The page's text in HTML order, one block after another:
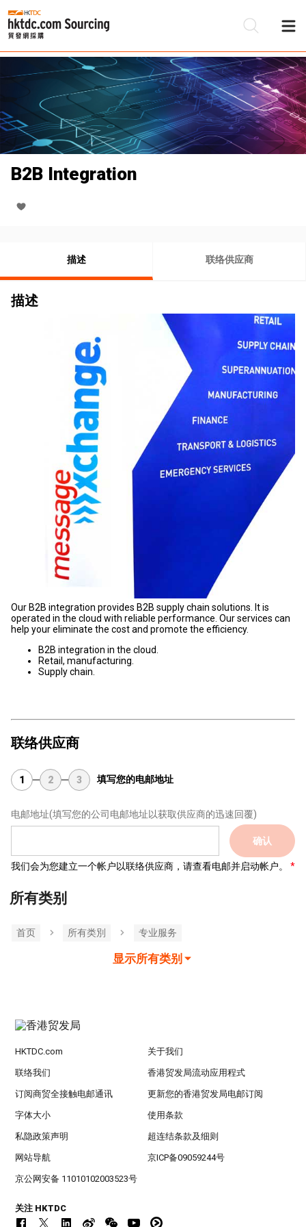
B2B Integration
描述 联络供应商
描述
Our B2B integration provides B2B supply chain solutions. It is
operated in the cloud with reliable performance. Our services can
help your eliminate the cost and promote the efficiency.
B2B integration in the cloud.
Retail, manufacturing.
Supply chain.
联络供应商
1 2 3 填写您的电邮地址
电邮地址(填写您的公司电邮地址以获取供应商的迅速回覆)
确认
我们会为您建立一个帐户以联络供应商，请查看电邮并启动帐户。
所有类别
首页 所有类別 专业服务
显示所有类别
HKTDC.com 关于我们
联络我们 香港贸发局流动应用程式
订阅商贸全接触电邮通讯 更新您的香港贸发局电邮订阅
字体大小 使用条款
私隐政策声明 超连结条款及细则
网站导航 京ICP备09059244号
京公网安备 11010102003523号
关注 HKTDC